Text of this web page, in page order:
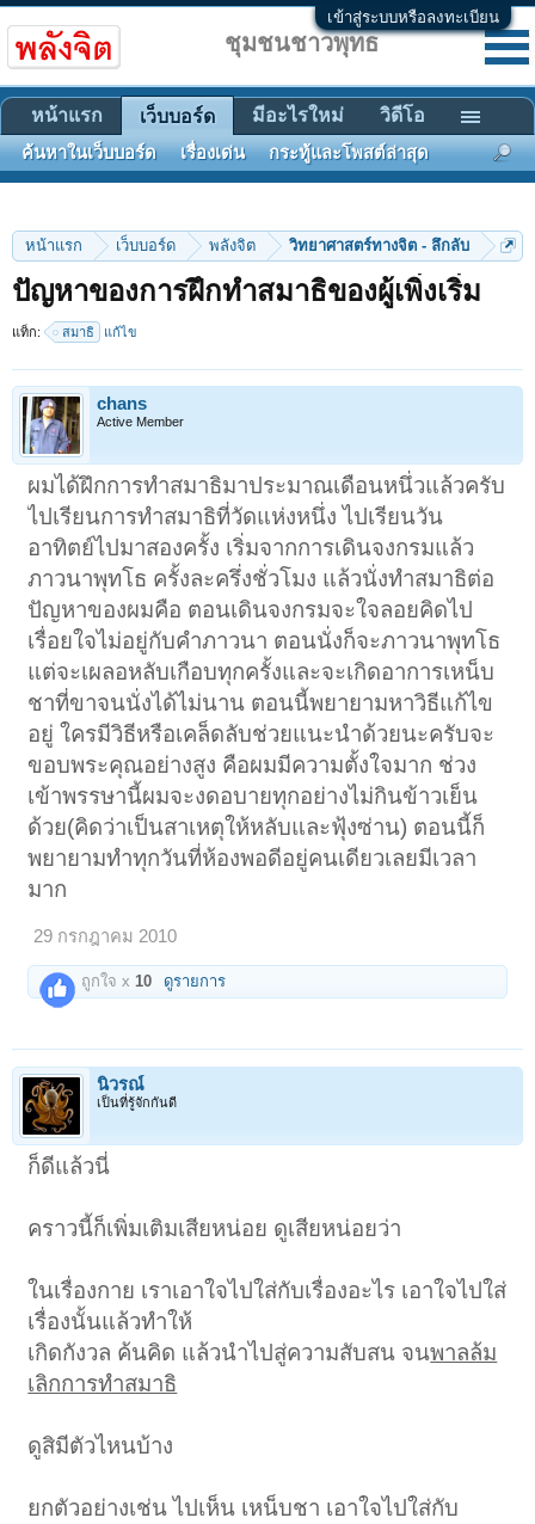
เข้าสู่ระบบหรือลงทะเบียน
หน้าแรก เว็บบอร์ด พลังจิต วิทยาศาสตร์ทางจิต - ลึกลับ
ปัญหาของการฝึกทำสมาธิของผู้เพิ่งเริ่ม
แท็ก: สมาธิ แก้ไข
chans
Active Member
ผมได้ฝึกการทำสมาธิมาประมาณเดือนหนึ่วแล้วครับ
ไปเรียนการทำสมาธิที่วัดแห่งหนึ่ง ไปเรียนวัน
อาทิตย์ไปมาสองครั้ง เริ่มจากการเดินจงกรมแล้ว
ภาวนาพุทโธ ครั้งละครึ่งชั่วโมง แล้วนั่งทำสมาธิต่อ
ปัญหาของผมคือ ตอนเดินจงกรมจะใจลอยคิดไป
เรื่อยใจไม่อยู่กับคำภาวนา ตอนนั่งก็จะภาวนาพุทโธ
แต่จะเผลอหลับเกือบทุกครั้งและจะเกิดอาการเหน็บ
ชาที่ขาจนนั่งได้ไม่นาน ตอนนี้พยายามหาวิธีแก้ไข
อยู่ ใครมีวิธีหรือเคล็ดลับช่วยแนะนำด้วยนะครับจะ
ขอบพระคุณอย่างสูง คือผมมีความตั้งใจมาก ช่วง
เข้าพรรษานี้ผมจะงดอบายทุกอย่างไม่กินข้าวเย็น
ด้วย(คิดว่าเป็นสาเหตุให้หลับและฟุ้งซ่าน) ตอนนี้ก็
พยายามทำทุกวันที่ห้องพอดีอยู่คนเดียวเลยมีเวลา
มาก
29 กรกฎาคม 2010
ถูกใจ x10 ดูรายการ
นิวรณ์
เป็นที่รู้จักกันดี
ก็ดีแล้วนี่
คราวนี้ก็เพิ่มเติมเสียหน่อย ดูเสียหน่อยว่า
ในเรื่องกาย เราเอาใจไปใส่กับเรื่องอะไร เอาใจไปใส่
เรื่องนั้นแล้วทำให้
เกิดกังวล ค้นคิด แล้วนำไปสู่ความสับสน จนพาลล้ม
เลิกการทำสมาธิ
ดูสิมีตัวไหนบ้าง
ยกตัวอย่างเช่น ไปเห็น เหน็บชา เอาใจไปใส่กับ
ชุมชนชาวพุทธ
หน้าแรก เว็บบอร์ด
ค้นหาในเว็บบอร์ด เรื่องเด่น กระทู้และโพสต์ล่าสุด
มีอะไรใหม่ วิดีโอ